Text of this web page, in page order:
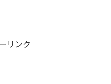
リンク